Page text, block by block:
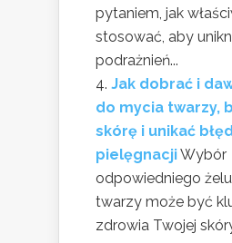
pytaniem, jak
stosować, aby
podrażnień...
Jak dobrać i
do mycia twarzy,
skórę i unikać
pielęgnacjiWybór
odpowiedniego
twarzy może być
zdrowia Twojej